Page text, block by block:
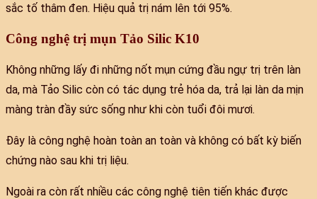
sắc tố thâm đen. Hiệu quả trị nám lên tới 95%.
Công nghệ trị mụn Tảo Silic K10
Không những lấy đi những nốt mụn cứng đầu ngự trị trên làn
da, mà Tảo Silic còn có tác dụng trẻ hóa da, trả lại làn da mịn
màng tràn đầy sức sống như khi còn tuổi đôi mươi.
Đây là công nghệ hoàn toàn an toàn và không có bất kỳ biến
chứng nào sau khi trị liệu.
Ngoài ra còn rất nhiều các công nghệ tiên tiến khác được